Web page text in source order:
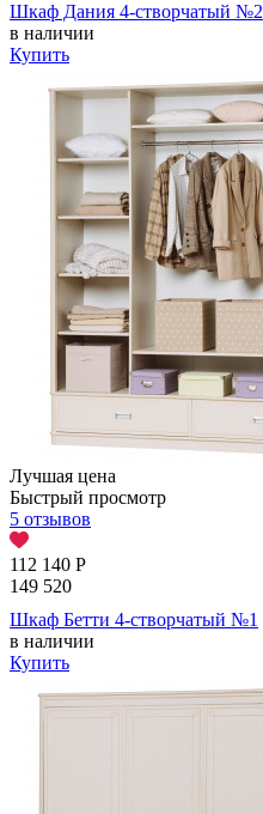
Шкаф Дания 4-створчатый №2
в наличии
Купить
Лучшая цена
Быстрый просмотр
5 отзывов
112 140 Р
149 520
Шкаф Бетти 4-створчатый №1
в наличии
Купить